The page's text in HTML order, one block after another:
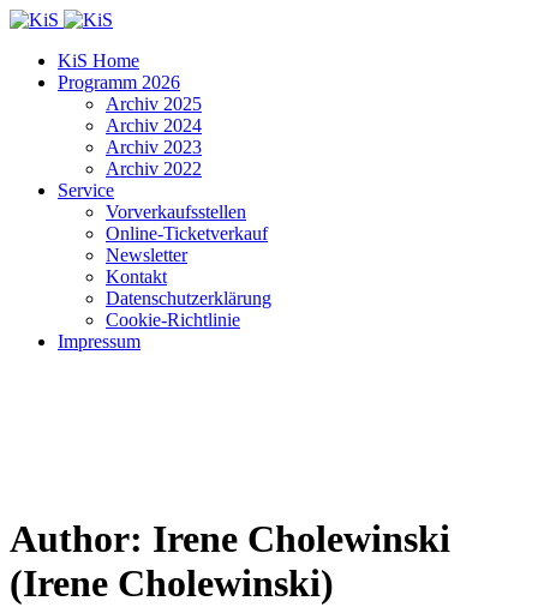
KiS Home
Programm 2026
Archiv 2025
Archiv 2024
Archiv 2023
Archiv 2022
Service
Vorverkaufsstellen
Online-Ticketverkauf
Newsletter
Kontakt
Datenschutzerklärung
Cookie-Richtlinie
Impressum
Author: Irene Cholewinski
(Irene Cholewinski)